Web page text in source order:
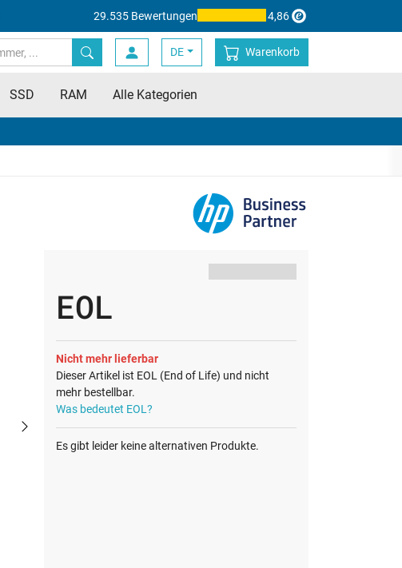
29.535 Bewertungen 4,86
DE Warenkorb
SSD RAM Alle Kategorien
EOL
Nicht mehr lieferbar
Dieser Artikel ist EOL (End of Life) und nicht
mehr bestellbar.
Was bedeutet EOL?
Es gibt leider keine alternativen Produkte.